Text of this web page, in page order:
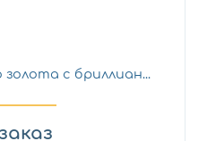
золота с бриллиан...